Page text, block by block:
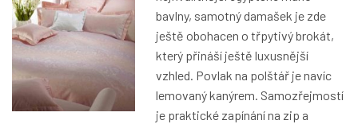
bavlny, samotný damašek je zde
ještě obohacen o třpytivý brokát,
který přináší ještě luxusnější
vzhled. Povlak na polštář je navíc
lemovaný kanýrem. Samozřejmostí
je praktické zapínání na zip a